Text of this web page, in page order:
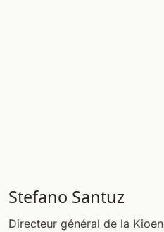
Stefano Santuz
Directeur général de la